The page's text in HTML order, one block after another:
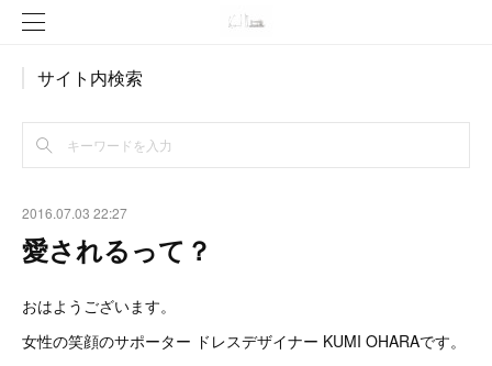
サイト内検索
2016.07.03 22:27
愛されるって？
おはようございます。
女性の笑顔のサポーター ドレスデザイナー KUMI OHARAです。